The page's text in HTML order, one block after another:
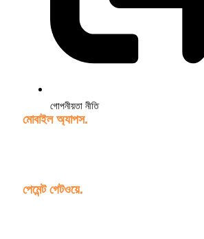
গোপনীয়তা নীতি
মোবাইল অ্যাপস.
পেমেন্ট গেটওয়ে.